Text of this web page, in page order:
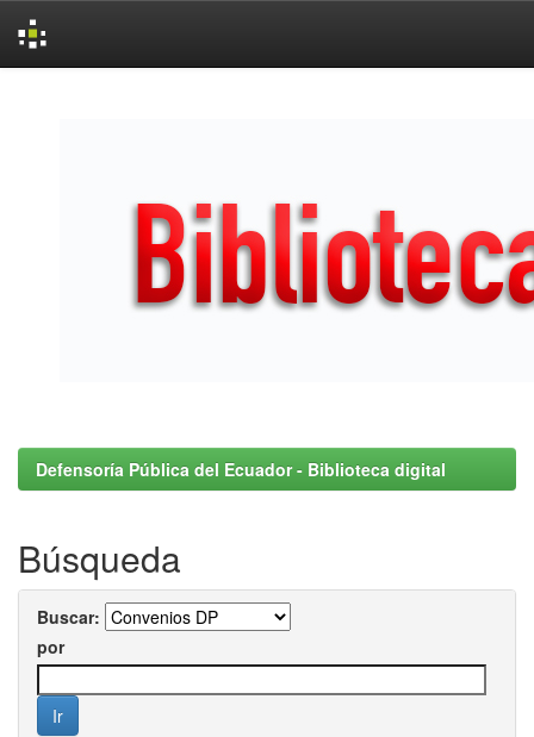
Defensoría Pública del Ecuador - Biblioteca digital
Búsqueda
Buscar:
por